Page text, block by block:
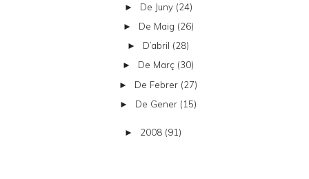
► De Juny (24)
► De Maig (26)
► D’abril (28)
► De Març (30)
► De Febrer (27)
► De Gener (15)
► 2008 (91)